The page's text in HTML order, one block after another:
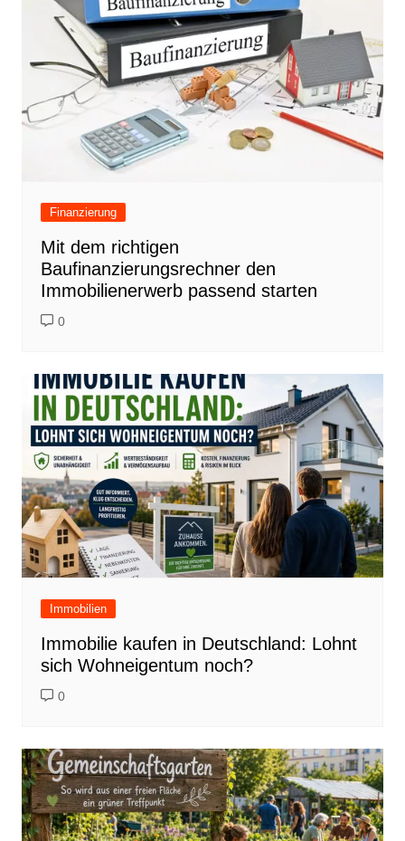
Finanzierung
Mit dem richtigen
Baufinanzierungsrechner den
Immobilienerwerb passend starten
0
Immobilien
Immobilie kaufen in Deutschland: Lohnt
sich Wohneigentum noch?
0